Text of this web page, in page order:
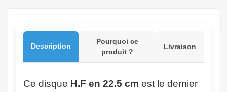
Description
Pourquoi ce
produit ?
Livraison
Ce disque H.F en 22.5 cm est le dernier